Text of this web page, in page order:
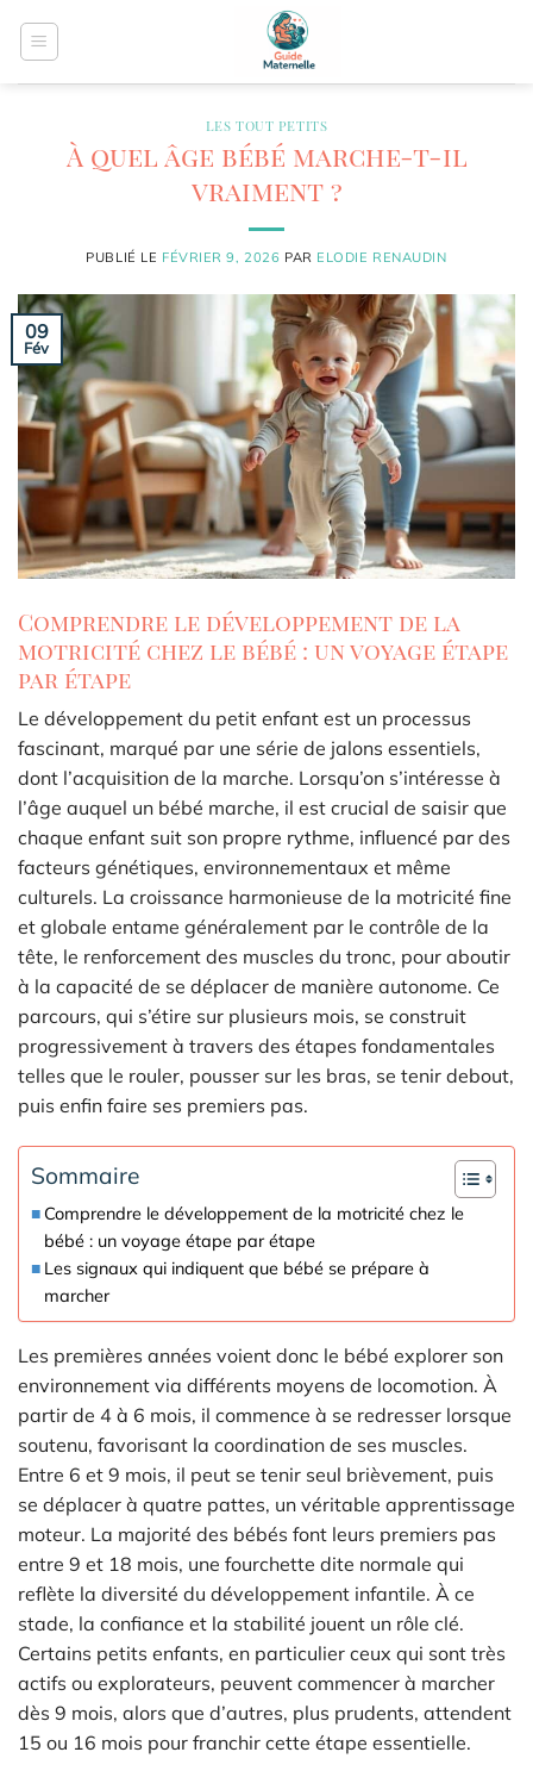
LES TOUT PETITS
À quel âge bébé marche-t-il
vraiment ?
PUBLIÉ LE FÉVRIER 9, 2026 PAR ELODIE RENAUDIN
09
Fév
Comprendre le développement de la
motricité chez le bébé : un voyage étape
par étape
Le développement du petit enfant est un processus
fascinant, marqué par une série de jalons essentiels,
dont l’acquisition de la marche. Lorsqu’on s’intéresse à
l’âge auquel un bébé marche, il est crucial de saisir que
chaque enfant suit son propre rythme, influencé par des
facteurs génétiques, environnementaux et même
culturels. La croissance harmonieuse de la motricité fine
et globale entame généralement par le contrôle de la
tête, le renforcement des muscles du tronc, pour aboutir
à la capacité de se déplacer de manière autonome. Ce
parcours, qui s’étire sur plusieurs mois, se construit
progressivement à travers des étapes fondamentales
telles que le rouler, pousser sur les bras, se tenir debout,
puis enfin faire ses premiers pas.
Sommaire
Comprendre le développement de la motricité chez le
bébé : un voyage étape par étape
Les signaux qui indiquent que bébé se prépare à
marcher
Les premières années voient donc le bébé explorer son
environnement via différents moyens de locomotion. À
partir de 4 à 6 mois, il commence à se redresser lorsque
soutenu, favorisant la coordination de ses muscles.
Entre 6 et 9 mois, il peut se tenir seul brièvement, puis
se déplacer à quatre pattes, un véritable apprentissage
moteur. La majorité des bébés font leurs premiers pas
entre 9 et 18 mois, une fourchette dite normale qui
reflète la diversité du développement infantile. À ce
stade, la confiance et la stabilité jouent un rôle clé.
Certains petits enfants, en particulier ceux qui sont très
actifs ou explorateurs, peuvent commencer à marcher
dès 9 mois, alors que d’autres, plus prudents, attendent
15 ou 16 mois pour franchir cette étape essentielle.